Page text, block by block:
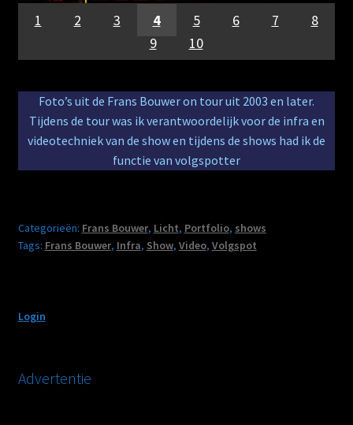
1 2 3 4 5 6 7
8
9
10
Foto’s uit de Frans Bouwer on tour uit 2003 en later.
Tijdens de tour was ik verantwoordelijk voor de infra en
videotechniek van de show en tijdens de shows had ik de
functie van volgspotter
Categorieën: Frans Bouwer, Licht, Portfolio, shows
Tags: Frans Bouwer, Infra, Show, Video, Volgspot
Login
Advertentie